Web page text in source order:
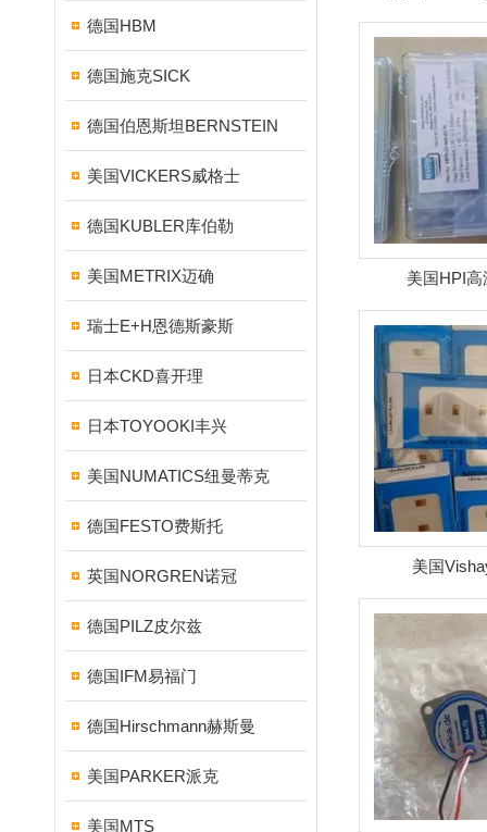
德国HBM
德国施克SICK
德国伯恩斯坦BERNSTEIN
美国VICKERS威格士
德国KUBLER库伯勒
美国METRIX迈确
瑞士E+H恩德斯豪斯
日本CKD喜开理
日本TOYOOKI丰兴
美国NUMATICS纽曼蒂克
德国FESTO费斯托
英国NORGREN诺冠
德国PILZ皮尔兹
德国IFM易福门
德国Hirschmann赫斯曼
美国PARKER派克
美国MTS
美国HPI
美国